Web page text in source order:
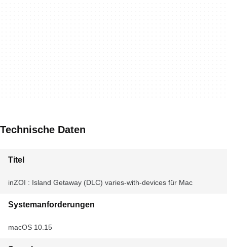
Technische Daten
Titel
inZOI : Island Getaway (DLC) varies-with-devices für Mac
Systemanforderungen
macOS 10.15